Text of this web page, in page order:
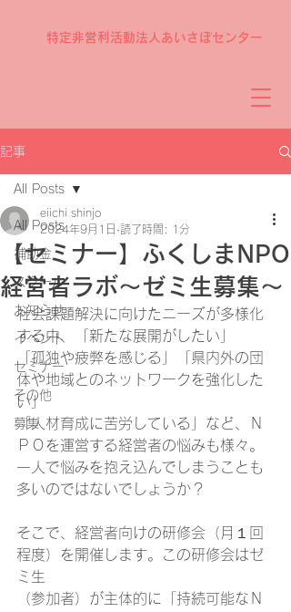
特定非営利活動法人あいさぽセンター
記事
All Posts
補助金
スクール
お知らせ
イベント
セミナー
その他
募集
All Posts
【セミナー】ふくしまNPO
経営者ラボ～ゼミ生募集～
eiichi shinjo
2024年9月1日 読了時間: 1分
社会課題解決に向けたニーズが多様化
する中、「新たな展開がしたい」
「孤独や疲弊を感じる」「県内外の団
体や地域とのネットワークを強化した
い」
「人材育成に苦労している」など、Ｎ
ＰＯを運営する経営者の悩みも様々。
一人で悩みを抱え込んでしまうことも
多いのではないでしょうか？
そこで、経営者向けの研修会（月１回
程度）を開催します。この研修会はゼ
ミ生
（参加者）が主体的に「持続可能なＮ